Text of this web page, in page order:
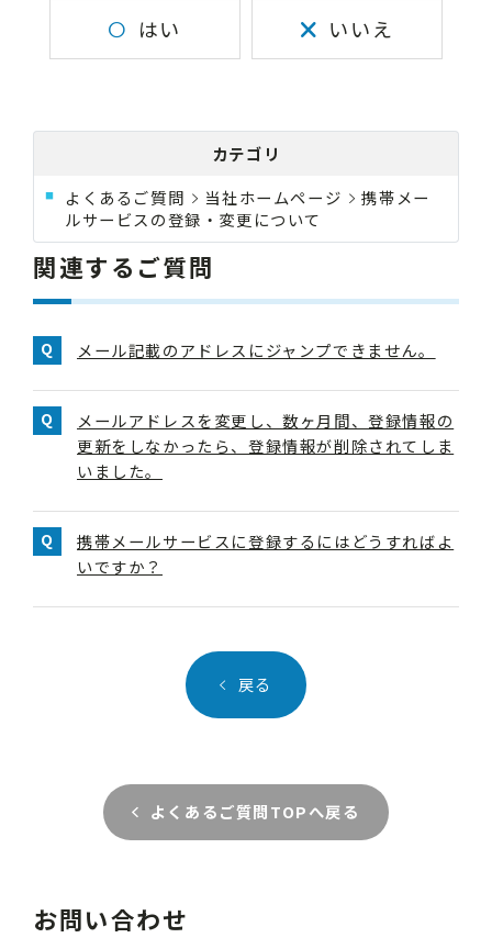
はい いいえ
カテゴリ
よくあるご質問
当社ホームページ
携帯メー
ルサービスの登録・変更について
関連するご質問
メール記載のアドレスにジャンプできません。
メールアドレスを変更し、数ヶ月間、登録情報の
更新をしなかったら、登録情報が削除されてしま
いました。
携帯メールサービスに登録するにはどうすればよ
いですか？
戻る
よくあるご質問TOPへ戻る
お問い合わせ